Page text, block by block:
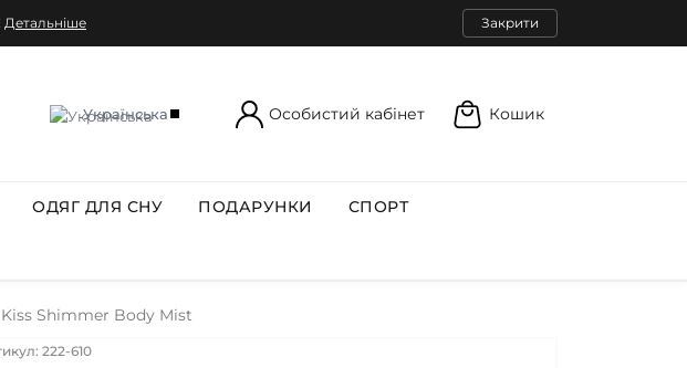
Детальніше Закрити
Українська Особистий кабінет Кошик
ОДЯГ ДЛЯ СНУ ПОДАРУНКИ СПОРТ
Shimmer Body Mist
222-610